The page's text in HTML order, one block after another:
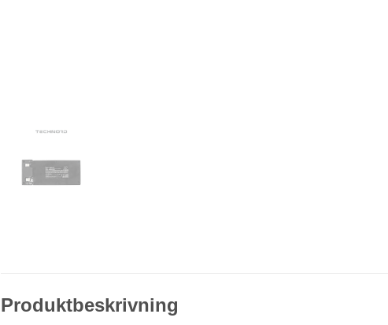
Produktbeskrivning